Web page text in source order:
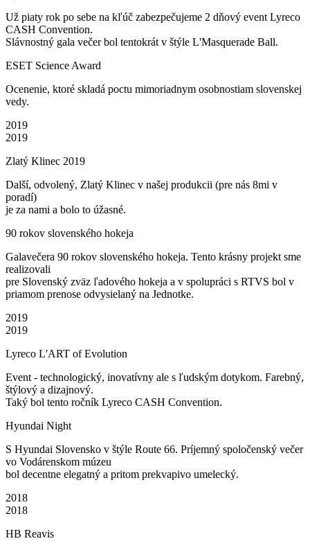
Už piaty rok po sebe na kľúč zabezpečujeme 2 dňový event Lyreco
CASH Convention.
Slávnostný gala večer bol tentokrát v štýle L'Masquerade Ball.
ESET Science Award
Ocenenie, ktoré skladá poctu mimoriadnym osobnostiam slovenskej
vedy.
2019
2019
Zlatý Klinec 2019
Další, odvolený, Zlatý Klinec v našej produkcii (pre nás 8mi v
poradí)
je za nami a bolo to úžasné.
90 rokov slovenského hokeja
Galavečera 90 rokov slovenského hokeja. Tento krásny projekt sme
realizovali
pre Slovenský zväz ľadového hokeja a v spolupráci s RTVS bol v
priamom prenose odvysielaný na Jednotke.
2019
2019
Lyreco L'ART of Evolution
Event - technologický, inovatívny ale s ľudským dotykom. Farebný,
štýlový a dizajnový.
Taký bol tento ročník Lyreco CASH Convention.
Hyundai Night
S Hyundai Slovensko v štýle Route 66. Príjemný spoločenský večer
vo Vodárenskom múzeu
bol decentne elegatný a pritom prekvapivo umelecký.
2018
2018
HB Reavis